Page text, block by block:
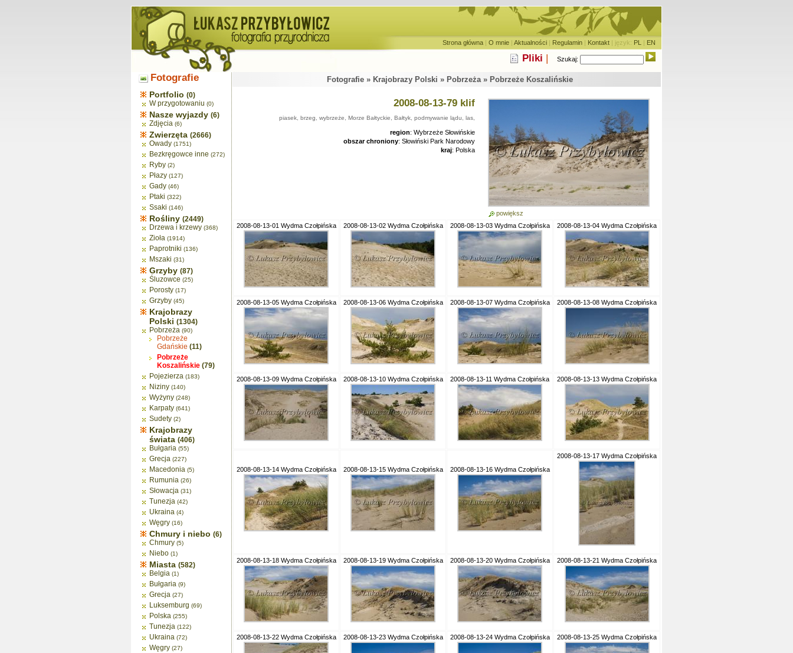
Strona główna | O mnie | Aktualności | Regulamin | Kontakt | język: PL | EN
Pliki | Szukaj:
Fotografie
Portfolio (0)
W przygotowaniu (0)
Nasze wyjazdy (6)
Zdjęcia (6)
Zwierzęta (2666)
Owady (1751)
Bezkręgowce inne (272)
Ryby (2)
Płazy (127)
Gady (46)
Ptaki (322)
Ssaki (146)
Rośliny (2449)
Drzewa i krzewy (368)
Zioła (1914)
Paprotniki (136)
Mszaki (31)
Grzyby (87)
Śluzowce (25)
Porosty (17)
Grzyby (45)
Krajobrazy
Polski (1304)
Pobrzeża (90)
Pobrzeże
Gdańskie (11)
Pobrzeże
Koszalińskie (79)
Pojezierza (183)
Niziny (140)
Wyżyny (248)
Karpaty (641)
Sudety (2)
Krajobrazy
świata (406)
Bułgaria (55)
Grecja (227)
Macedonia (5)
Rumunia (26)
Słowacja (31)
Tunezja (42)
Ukraina (4)
Węgry (16)
Chmury i niebo (6)
Chmury (5)
Niebo (1)
Miasta (582)
Belgia (1)
Bułgaria (9)
Grecja (27)
Luksemburg (69)
Polska (255)
Tunezja (122)
Ukraina (72)
Węgry (27)
Fotografie » Krajobrazy Polski » Pobrzeża » Pobrzeże Koszalińskie
2008-08-13-79 klif
piasek, brzeg, wybrzeże, Morze Bałtyckie, Bałtyk, podmywanie lądu, las,
region: Wybrzeże Słowińskie
obszar chroniony: Słowiński Park Narodowy
kraj: Polska
powiększ
2008-08-13-01 Wydma Czołpińska
2008-08-13-02 Wydma Czołpińska 2008-08-13-03 Wydma Czołpińska 2008-08-13-04 Wydma Czołpińska
2008-08-13-05 Wydma Czołpińska 2008-08-13-06 Wydma Czołpińska 2008-08-13-07 Wydma Czołpińska 2008-08-13-08 Wydma Czołpińska
2008-08-13-09 Wydma Czołpińska 2008-08-13-10 Wydma Czołpińska 2008-08-13-11 Wydma Czołpińska 2008-08-13-13 Wydma Czołpińska
2008-08-13-14 Wydma Czołpińska 2008-08-13-15 Wydma Czołpińska 2008-08-13-16 Wydma Czołpińska
2008-08-13-17 Wydma Czołpińska
2008-08-13-18 Wydma Czołpińska 2008-08-13-19 Wydma Czołpińska 2008-08-13-20 Wydma Czołpińska 2008-08-13-21 Wydma Czołpińska
2008-08-13-22 Wydma Czołpińska 2008-08-13-23 Wydma Czołpińska 2008-08-13-24 Wydma Czołpińska 2008-08-13-25 Wydma Czołpińska